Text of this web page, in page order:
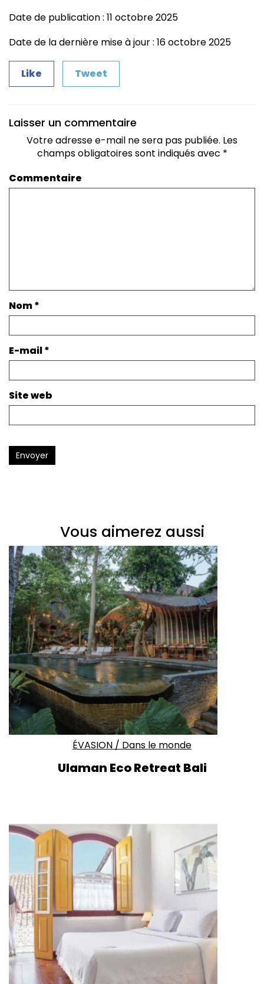
Date de publication : 11 octobre 2025
Date de la dernière mise à jour : 16 octobre 2025
Like Tweet
Laisser un commentaire
Votre adresse e-mail ne sera pas publiée. Les
champs obligatoires sont indiqués avec *
Commentaire
Nom*
E-mail*
Site web
Envoyer
Vous aimerez aussi
ÉVASION / Dans le monde
Ulaman Eco Retreat Bali